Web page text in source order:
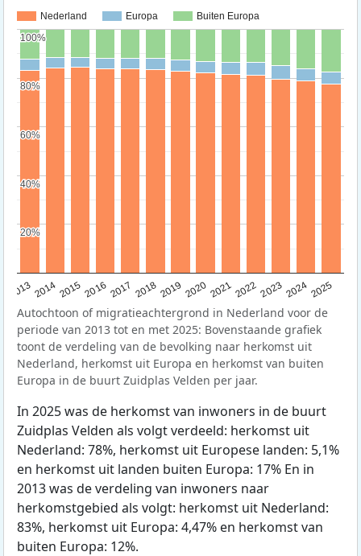
Nederland Europa Buiten Europa
20132014201520162017 20182019 202020212022202320242025
20%
20%
40%
40%
60%
60%
80%
80%
100%
100%
Autochtoon of migratieachtergrond in Nederland voor de
periode van 2013 tot en met 2025: Bovenstaande grafiek
toont de verdeling van de bevolking naar herkomst uit
Nederland, herkomst uit Europa en herkomst van buiten
Europa in de buurt Zuidplas Velden per jaar.
In 2025 was de herkomst van inwoners in de buurt
Zuidplas Velden als volgt verdeeld: herkomst uit
Nederland: 78%, herkomst uit Europese landen: 5,1%
en herkomst uit landen buiten Europa: 17% En in
2013 was de verdeling van inwoners naar
herkomstgebied als volgt: herkomst uit Nederland:
83%, herkomst uit Europa: 4,47% en herkomst van
buiten Europa: 12%.